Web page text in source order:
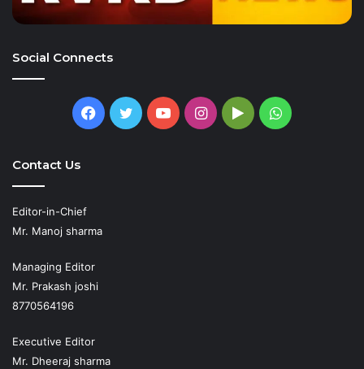
Social Connects
Facebook
TwitterYouTubeInstagram
GoogleWhatsApp
Contact Us
Editor-in-Chief
Mr. Manoj sharma
Managing Editor
Mr. Prakash joshi
8770564196
Executive Editor
Mr. Dheeraj sharma